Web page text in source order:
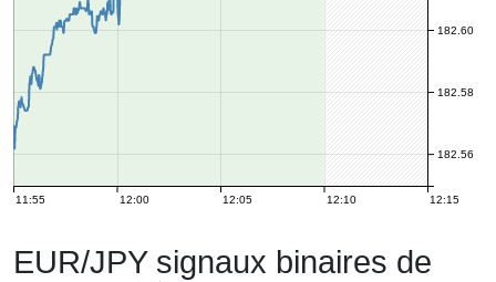
11:55 12:00 12:05 12:10 12:15
182.56
182.58
182.60
EUR/JPY signaux binaires de